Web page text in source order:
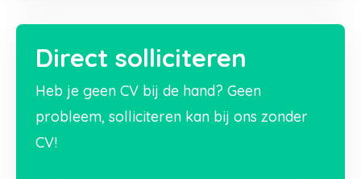
Direct solliciteren
Heb je geen CV bij de hand? Geen
probleem, solliciteren kan bij ons zonder
CV!